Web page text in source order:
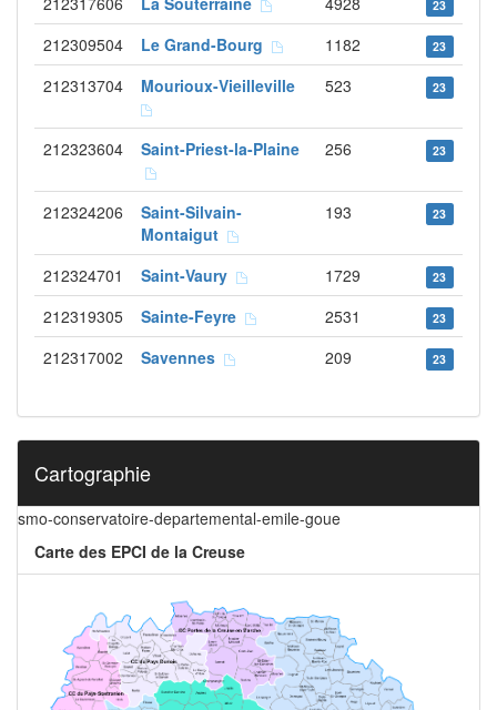
23
212309504 Le Grand-Bourg 1182 23
212313704 Mourioux-Vieilleville 523 23
212323604 Saint-Priest-la-Plaine 256 23
212324206
Saint-Silvain-
Montaigut
193 23
212324701 Saint-Vaury 1729 23
212319305 Sainte-Feyre 2531 23
212317002 Savennes 209 23
Cartographie
smo-conservatoire-departemental-emile-goue
Carte des EPCI de la Creuse